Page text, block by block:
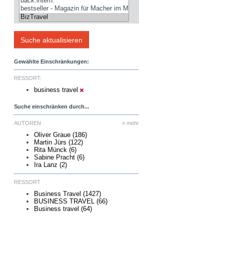
Gewählte Einschränkungen:
RESSORT:
business travel
Suche einschränken durch...
» mehr
AUTOREN
Oliver Graue (186)
Martin Jürs (122)
Rita Münck (6)
Sabine Pracht (6)
Ira Lanz (2)
RESSORT
Business Travel (1427)
BUSINESS TRAVEL (66)
Business travel (64)